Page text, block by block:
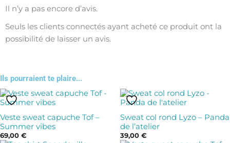
Il n’y a pas encore d’avis.
Seuls les clients connectés ayant acheté ce produit ont la
possibilité de laisser un avis.
Ils pourraient te plaire...
Veste sweat capuche Tof –
Summer vibes
69,00 €
Ce
produit
a
plusieurs
Sweat col rond Lyzo – Panda
de l’atelier
39,00 €
Ce
produit
a
plusieurs